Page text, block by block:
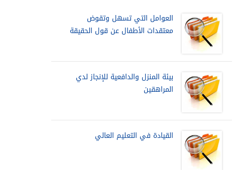
العوامل التي تسهل وتقوض
معتقدات الأطفال عن قول الحقيقة
بيئة المنزل والدافعية للإنجاز لدي
المراهقين
القيادة في التعليم العالي